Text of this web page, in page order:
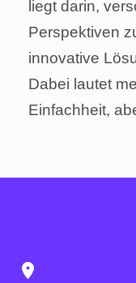
liegt darin,
Perspektiven
innovative
Dabei lautet
Einfachheit,
location_on